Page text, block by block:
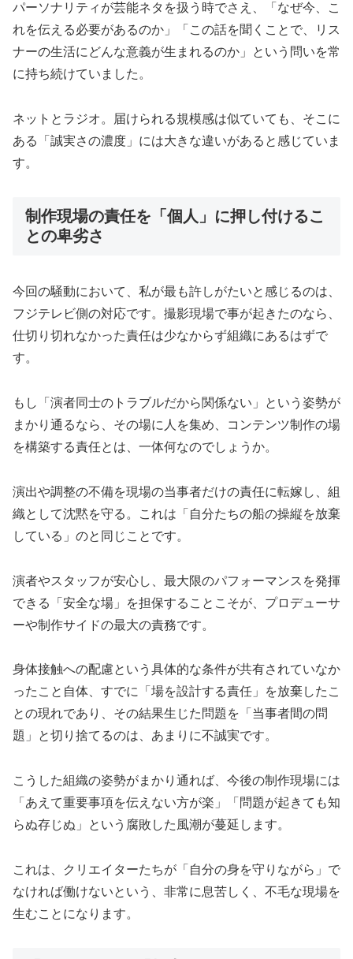
パーソナリティが芸能ネタを扱う時でさえ、「なぜ今、こ
れを伝える必要があるのか」「この話を聞くことで、リス
ナーの生活にどんな意義が生まれるのか」という問いを常
に持ち続けていました。
ネットとラジオ。届けられる規模感は似ていても、そこに
ある「誠実さの濃度」には大きな違いがあると感じていま
す。
制作現場の責任を「個人」に押し付けるこ
との卑劣さ
今回の騒動において、私が最も許しがたいと感じるのは、
フジテレビ側の対応です。撮影現場で事が起きたのなら、
仕切り切れなかった責任は少なからず組織にあるはずで
す。
もし「演者同士のトラブルだから関係ない」という姿勢が
まかり通るなら、その場に人を集め、コンテンツ制作の場
を構築する責任とは、一体何なのでしょうか。
演出や調整の不備を現場の当事者だけの責任に転嫁し、組
織として沈黙を守る。これは「自分たちの船の操縦を放棄
している」のと同じことです。
演者やスタッフが安心し、最大限のパフォーマンスを発揮
できる「安全な場」を担保することこそが、プロデューサ
ーや制作サイドの最大の責務です。
身体接触への配慮という具体的な条件が共有されていなか
ったこと自体、すでに「場を設計する責任」を放棄したこ
との現れであり、その結果生じた問題を「当事者間の問
題」と切り捨てるのは、あまりに不誠実です。
こうした組織の姿勢がまかり通れば、今後の制作現場には
「あえて重要事項を伝えない方が楽」「問題が起きても知
らぬ存じぬ」という腐敗した風潮が蔓延します。
これは、クリエイターたちが「自分の身を守りながら」で
なければ働けないという、非常に息苦しく、不毛な現場を
生むことになります。